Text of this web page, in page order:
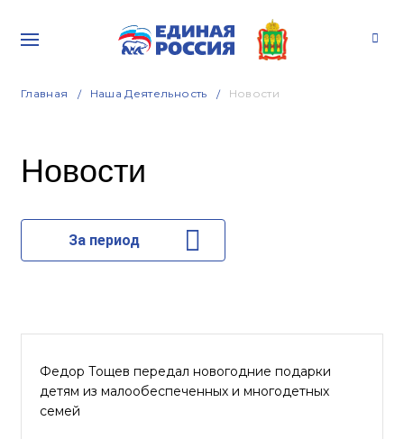
Главная Наша Деятельность Новости
Новости
За период
Федор Тощев передал новогодние подарки
детям из малообеспеченных и многодетных
семей